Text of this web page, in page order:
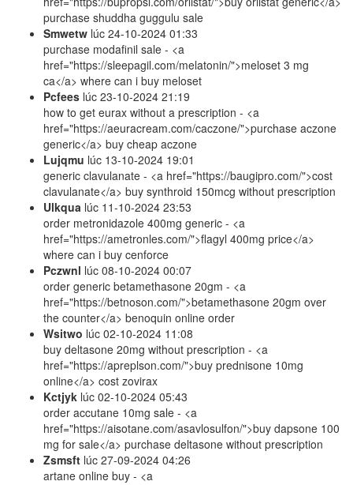
purchase shuddha guggulu sale
Smwetw lúc 24-10-2024 01:33
purchase modafinil sale - <a
href="https://sleepagil.com/melatonin/">meloset 3 mg
ca</a> where can i buy meloset
Pcfees lúc 23-10-2024 21:19
how to get eurax without a prescription - <a
href="https://aeuracream.com/caczone/">purchase aczone
generic</a> buy cheap aczone
Lujqmu lúc 13-10-2024 19:01
generic clavulanate - <a href="https://baugipro.com/">cost
clavulanate</a> buy synthroid 150mcg without prescription
Ulkqua lúc 11-10-2024 23:53
order metronidazole 400mg generic - <a
href="https://ametronles.com/">flagyl 400mg price</a>
where can i buy cenforce
Pczwnl lúc 08-10-2024 00:07
order generic betamethasone 20gm - <a
href="https://betnoson.com/">betamethasone 20gm over
the counter</a> benoquin online order
Wsitwo lúc 02-10-2024 11:08
buy deltasone 20mg without prescription - <a
href="https://apreplson.com/">buy prednisone 10mg
online</a> cost zovirax
Kctjyk lúc 02-10-2024 05:43
order accutane 10mg sale - <a
href="https://aisotane.com/asavlosulfon/">buy dapsone 100
mg for sale</a> purchase deltasone without prescription
Zsmsft lúc 27-09-2024 04:26
artane online buy - <a